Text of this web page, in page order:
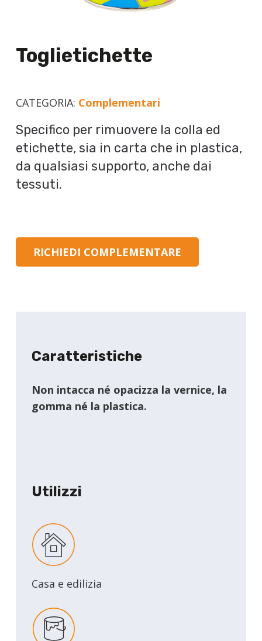
Toglietichette
CATEGORIA: Complementari
Specifico per rimuovere la colla ed
etichette, sia in carta che in plastica,
da qualsiasi supporto, anche dai
tessuti.
RICHIEDI COMPLEMENTARE
Caratteristiche
Non intacca né opacizza la vernice, la
gomma né la plastica.
Utilizzi
Casa e edilizia